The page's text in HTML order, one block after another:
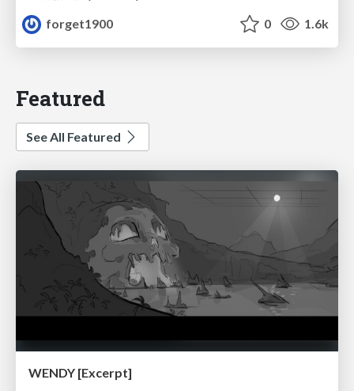
forget1900
0 1.6k
Featured
See All Featured
WENDY [Excerpt]